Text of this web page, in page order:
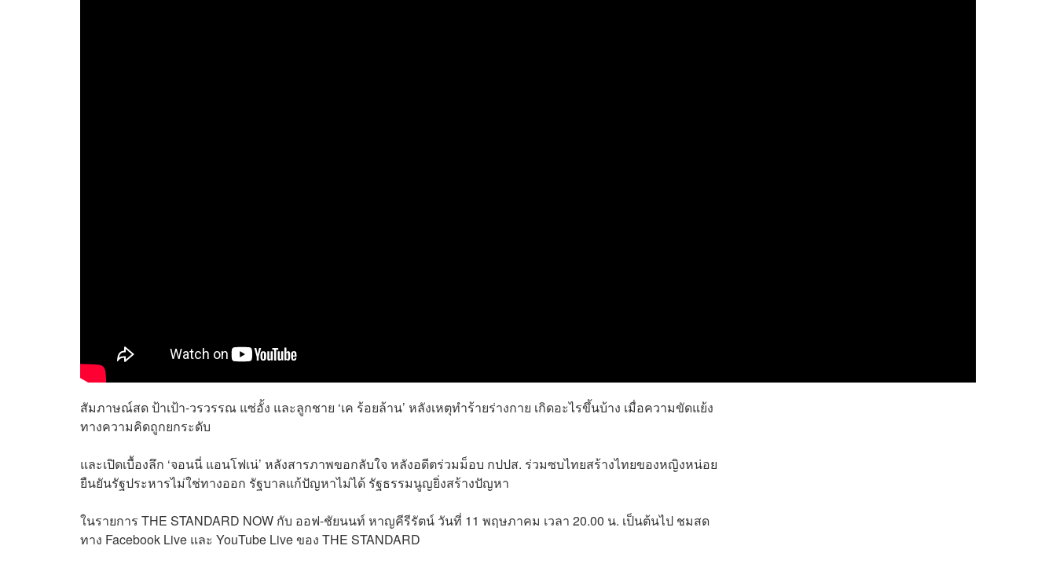
สัมภาษณ์สด ป้าเป้า-วรวรรณ แซ่อั้ง และลูกชาย ‘เค ร้อยล้าน’ หลังเหตุทำร้ายร่างกาย เกิดอะไรขึ้นบ้าง เมื่อความขัดแย้ง
ทางความคิดถูกยกระดับ
และเปิดเบื้องลึก ‘จอนนี่ แอนโฟเน่’ หลังสารภาพขอกลับใจ หลังอดีตร่วมม็อบ กปปส. ร่วมซบไทยสร้างไทยของหญิงหน่อย
ยืนยันรัฐประหารไม่ใช่ทางออก รัฐบาลแก้ปัญหาไม่ได้ รัฐธรรมนูญยิ่งสร้างปัญหา
ในรายการ THE STANDARD NOW กับ ออฟ-ชัยนนท์ หาญคีรีรัตน์ วันที่ 11 พฤษภาคม เวลา 20.00 น. เป็นต้นไป ชมสด
ทาง Facebook Live และ YouTube Live ของ THE STANDARD